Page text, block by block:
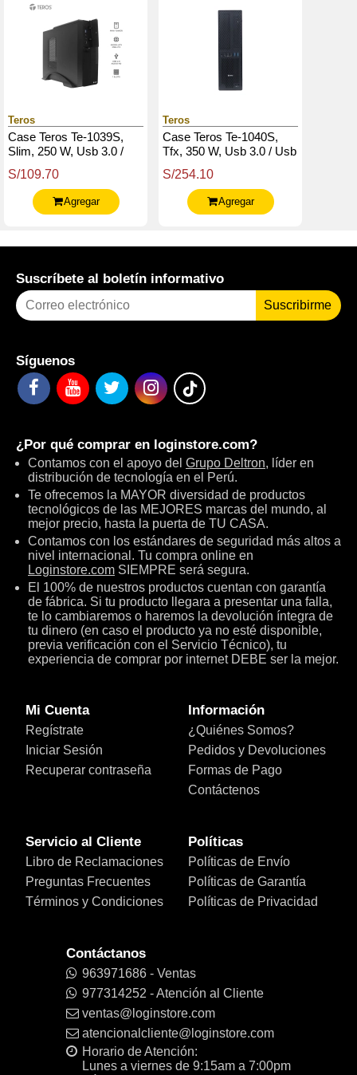
Teros
Case Teros Te-1039S,
Slim, 250 W, Usb 3.0 /
Negro
S/109.70
Agregar
Teros
Case Teros Te-1040S,
Tfx, 350 W, Usb 3.0 / Usb
Atx / Mini-Atx
S/254.10
Agregar
Suscríbete al boletín informativo
Suscribirme
Síguenos
¿Por qué comprar en loginstore.com?
Contamos con el apoyo del Grupo Deltron, líder en
distribución de tecnología en el Perú.
Te ofrecemos la MAYOR diversidad de productos
tecnológicos de las MEJORES marcas del mundo, al
mejor precio, hasta la puerta de TU CASA.
Contamos con los estándares de seguridad más altos a
nivel internacional. Tu compra online en
Loginstore.com SIEMPRE será segura.
El 100% de nuestros productos cuentan con garantía
de fábrica. Si tu producto llegara a presentar una falla,
te lo cambiaremos o haremos la devolución íntegra de
tu dinero (en caso el producto ya no esté disponible,
previa verificación con el Servicio Técnico), tu
experiencia de comprar por internet DEBE ser la mejor.
Mi Cuenta
Regístrate
Iniciar Sesión
Recuperar contraseña
Información
¿Quiénes Somos?
Pedidos y Devoluciones
Formas de Pago
Contáctenos
Servicio al Cliente
Libro de Reclamaciones
Preguntas Frecuentes
Términos y Condiciones
Políticas
Políticas de Envío
Políticas de Garantía
Políticas de Privacidad
Contáctanos
963971686 - Ventas
977314252 - Atención al Cliente
ventas@loginstore.com
atencionalcliente@loginstore.com
Horario de Atención:
Lunes a viernes de 9:15am a 7:00pm